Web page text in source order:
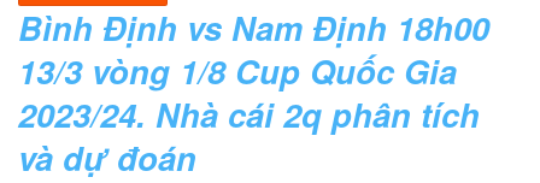
Bình Định vs Nam Định 18h00
13/3 vòng 1/8 Cup Quốc Gia
2023/24. Nhà cái 2q phân tích
và dự đoán